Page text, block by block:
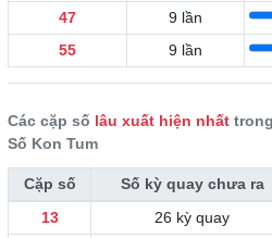
47
9 lần
55
9 lần
Các cặp số lâu xuất hiện nhất
Số Kon Tum
Cặp số Số kỳ quay chưa ra
13
26 kỳ quay